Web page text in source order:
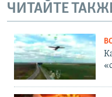
ЧИТАЙТЕ